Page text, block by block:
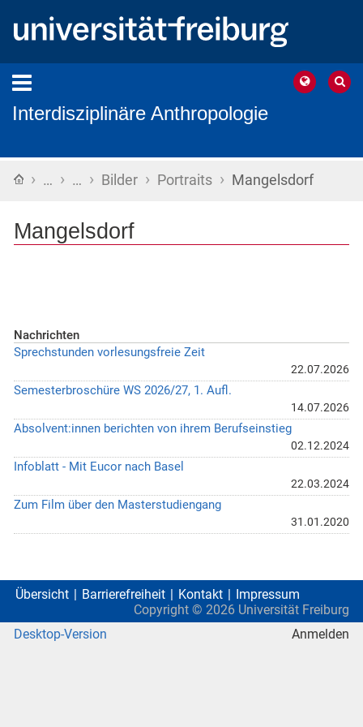
Interdisziplinäre Anthropologie
Startseite
› … › … › Bilder › Portraits › Mangelsdorf
Mangelsdorf
Nachrichten
Sprechstunden vorlesungsfreie Zeit
22.07.2026
Semesterbroschüre WS 2026/27, 1. Aufl.
14.07.2026
Absolvent:innen berichten von ihrem Berufseinstieg
02.12.2024
Infoblatt - Mit Eucor nach Basel
22.03.2024
Zum Film über den Masterstudiengang
31.01.2020
Übersicht Barrierefreiheit Kontakt
Impressum
Copyright © 2026 Universität Freiburg
Desktop-Version
Anmelden